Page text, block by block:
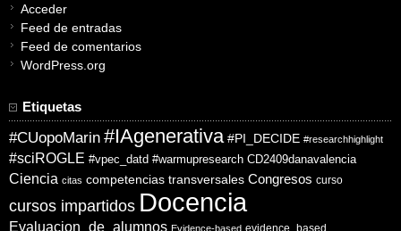
Acceder
Feed de entradas
Feed de comentarios
WordPress.org
Etiquetas
#CUopoMarin #IAgenerativa #PI_DECIDE #researchhighlight
#sciROGLE #vpec_datd #warmupresearch CD2409danavalencia
Ciencia citas competencias transversales Congresos curso
cursos impartidos Docencia
Evaluacion_de_alumnos Evidence-based evidence_based